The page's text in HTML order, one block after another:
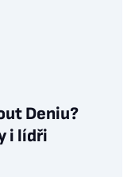
Deniu?
i lídři